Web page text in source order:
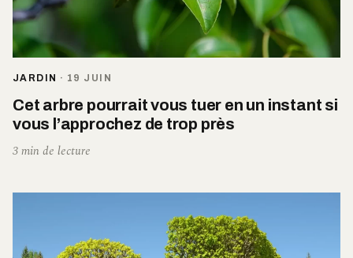
JARDIN · 19 JUIN
Cet arbre pourrait vous tuer en un instant si
vous l’approchez de trop près
3 min de lecture